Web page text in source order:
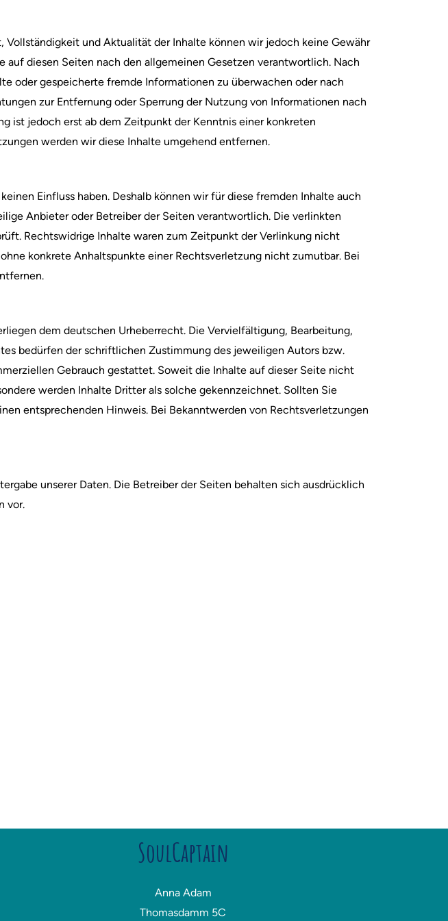
und Aktualität der Inhalte können wir jedoch keine Gewähr
auf diesen Seiten nach den allgemeinen Gesetzen verantwortlich. Nach
oder gespeicherte fremde Informationen zu überwachen oder nach
zur Entfernung oder Sperrung der Nutzung von Informationen nach
ist jedoch erst ab dem Zeitpunkt der Kenntnis einer konkreten
werden wir diese Inhalte umgehend entfernen.
Einfluss haben. Deshalb können wir für diese fremden Inhalte auch
Anbieter oder Betreiber der Seiten verantwortlich. Die verlinkten
Rechtswidrige Inhalte waren zum Zeitpunkt der Verlinkung nicht
konkrete Anhaltspunkte einer Rechtsverletzung nicht zumutbar. Bei
dem deutschen Urheberrecht. Die Vervielfältigung, Bearbeitung,
bedürfen der schriftlichen Zustimmung des jeweiligen Autors bzw.
Gebrauch gestattet. Soweit die Inhalte auf dieser Seite nicht
werden Inhalte Dritter als solche gekennzeichnet. Sollten Sie
entsprechenden Hinweis. Bei Bekanntwerden von Rechtsverletzungen
unserer Daten. Die Betreiber der Seiten behalten sich ausdrücklich
vor.
SoulCaptain
Anna Adam
Thomasdamm 5C